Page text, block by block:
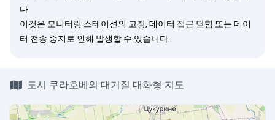
다.
이것은 모니터링 스테이션의 고장, 데이터 접근 닫힘 또는 데이
터 전송 중지로 인해 발생할 수 있습니다.
도시 쿠라호베의 대기질 대화형 지도